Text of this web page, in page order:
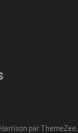
par ThemeZee.